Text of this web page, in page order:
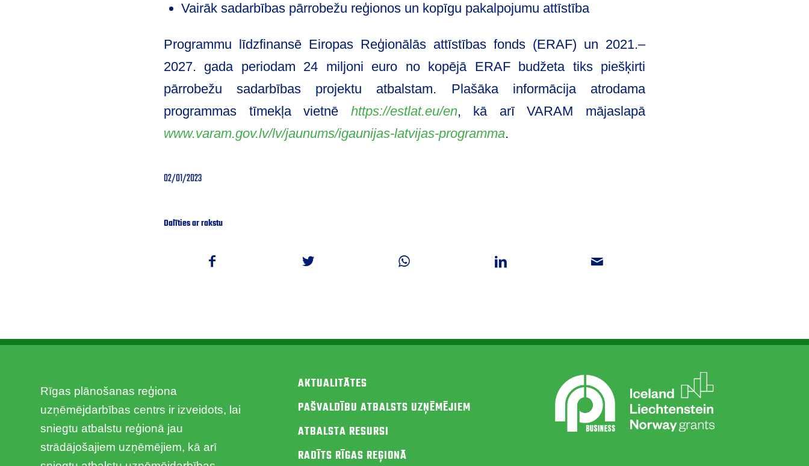
Vairāk sadarbības pārrobežu reģionos un kopīgu pakalpojumu attīstība
Programmu līdzfinansē Eiropas Reģionālās attīstības fonds (ERAF) un 2021.–
2027. gada periodam 24 miljoni euro no kopējā ERAF budžeta tiks piešķirti
pārrobežu sadarbības projektu atbalstam. Plašāka informācija atrodama
programmas tīmekļa vietnē https://estlat.eu/en, kā arī VARAM mājaslapā
www.varam.gov.lv/lv/jaunums/igaunijas-latvijas-programma.
02/01/2023
Dalīties ar rakstu
Rīgas plānošanas reģiona
uzņēmējdarbības centrs ir izveidots, lai
sniegtu atbalstu reģionā jau
strādājošajiem uzņēmējiem, kā arī
AKTUALITĀTES
PAŠVALDĪBU ATBALSTS UZŅĒMĒJIEM
ATBALSTA RESURSI
RADĪTS RĪGAS REĢIONĀ